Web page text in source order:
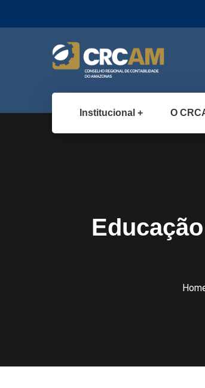
Institucional O